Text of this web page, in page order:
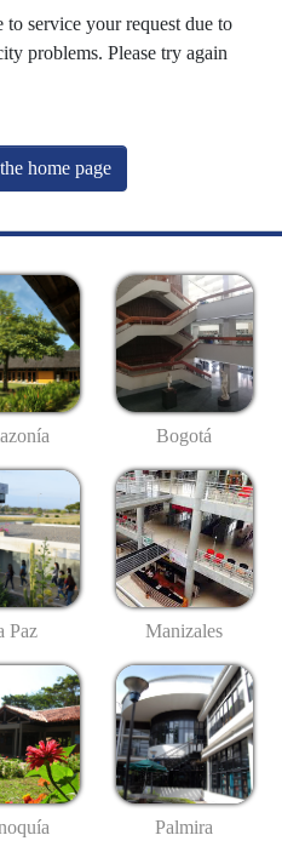
service your request due to
problems. Please try again
home page
Bogotá
Paz Manizales
Palmira